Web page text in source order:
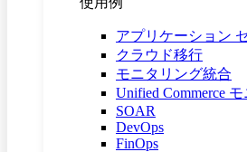
アプリケーション
クラウド移行
モニタリング統合
Unified Commerce
SOAR
DevOps
FinOps